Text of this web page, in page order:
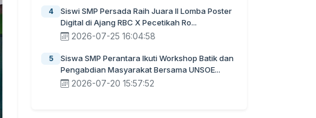
4
Siswi SMP Persada Raih Juara II Lomba Poster
Digital di Ajang RBC X Pecetikah Ro...
2026-07-25 16:04:58
5
Siswa SMP Perantara Ikuti Workshop Batik dan
Pengabdian Masyarakat Bersama UNSOE...
2026-07-20 15:57:52